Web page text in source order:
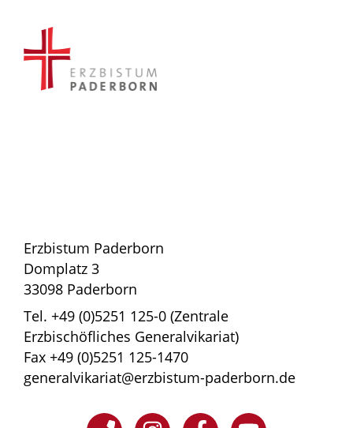
Erzbistum Paderborn
Domplatz 3
33098 Paderborn
Tel. +49 (0)5251 125-0 (Zentrale
Erzbischöfliches Generalvikariat)
Fax +49 (0)5251 125-1470
generalvikariat@erzbistum-paderborn.de